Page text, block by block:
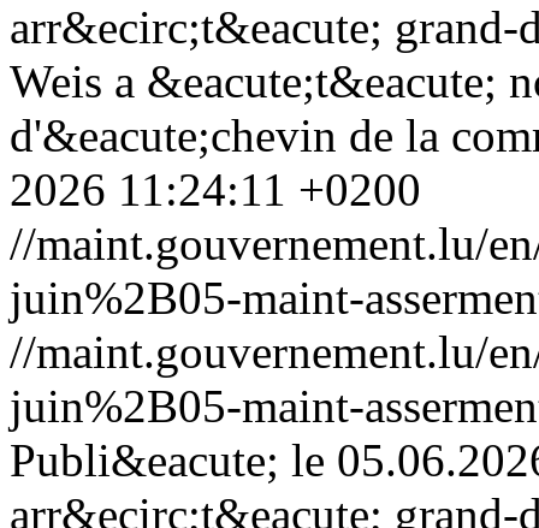
arr&ecirc;t&eacute;
Weis a &eacute;t&eacute;
d'&eacute;chevin de la
2026 11:24:11 +0200
//maint.gouvernement.lu/
juin%2B05-maint-
//maint.gouvernement.lu/
juin%2B05-maint-
Publi&eacute; le
arr&ecirc;t&eacute;